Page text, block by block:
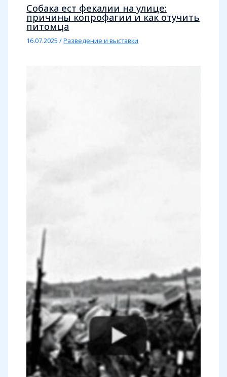
Собака ест фекалии на улице:
причины копрофагии и как отучить
питомца
16.07.2025/Разведение и выставки